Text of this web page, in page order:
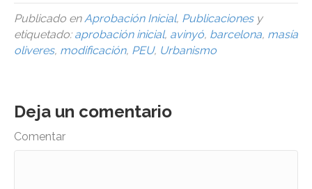
Publicado enAprobación Inicial, Publicacionesy
etiquetado: aprobación inicial, avinyó, barcelona, masía
oliveres, modificación, PEU, Urbanismo
Deja un comentario
Comentar